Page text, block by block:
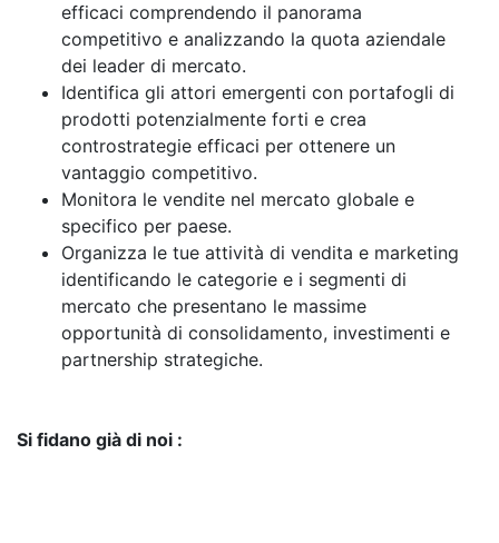
efficaci comprendendo il panorama
competitivo e analizzando la quota aziendale
dei leader di mercato.
Identifica gli attori emergenti con portafogli di
prodotti potenzialmente forti e crea
controstrategie efficaci per ottenere un
vantaggio competitivo.
Monitora le vendite nel mercato globale e
specifico per paese.
Organizza le tue attività di vendita e marketing
identificando le categorie e i segmenti di
mercato che presentano le massime
opportunità di consolidamento, investimenti e
partnership strategiche.
Si fidano già di noi :